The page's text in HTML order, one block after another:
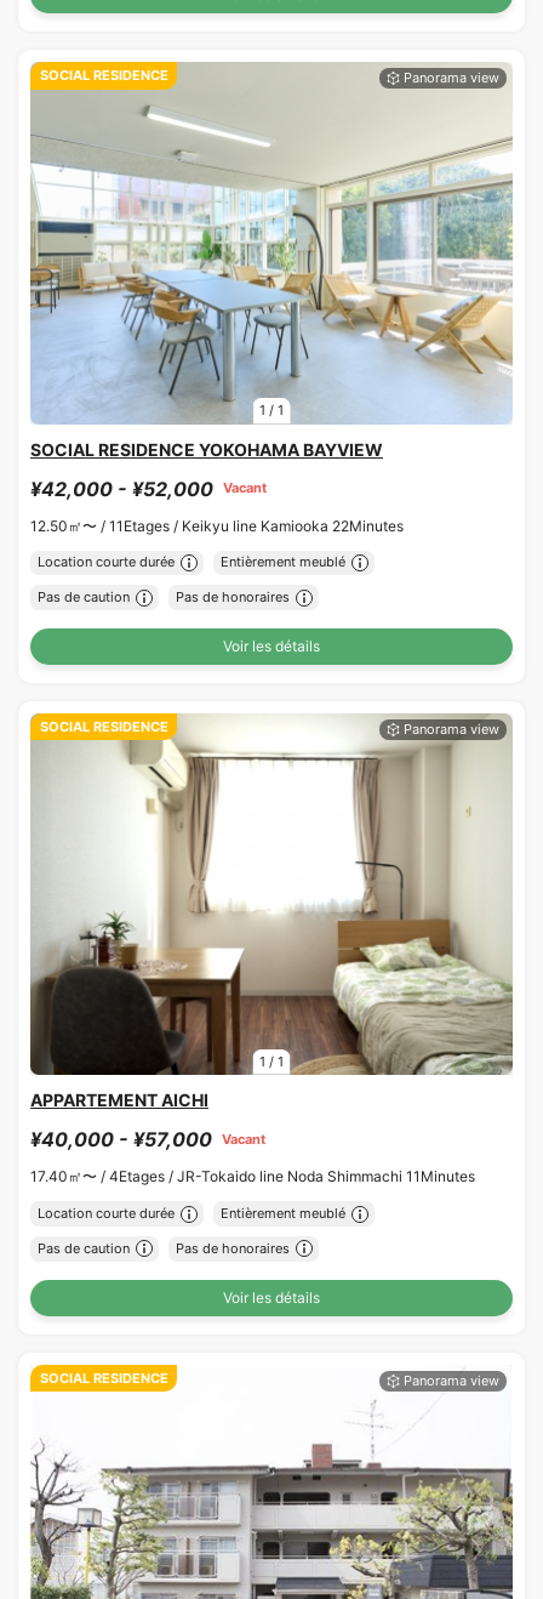
1 / 1
SOCIAL RESIDENCE
SOCIAL RESIDENCE YOKOHAMA BAYVIEW
¥42,000 - ¥52,000 Vacant
12.50㎡〜 / 11Etages / Keikyu line Kamiooka 22Minutes
Location courte durée Entièrement meublé
Pas de caution Pas de honoraires
Voir les détails
1 / 1
SOCIAL RESIDENCE
APPARTEMENT AICHI
¥40,000 - ¥57,000 Vacant
17.40㎡〜 / 4Etages / JR-Tokaido line Noda Shimmachi 11Minutes
Location courte durée Entièrement meublé
Pas de caution Pas de honoraires
Voir les détails
SOCIAL RESIDENCE